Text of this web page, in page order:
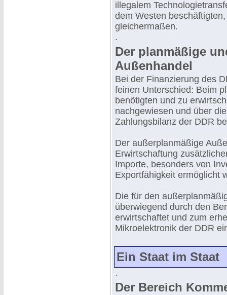
illegalem
dem Westen
gleichermaßen.
.
Der planmäßige
Außenhandel
Bei der Finanzierung des
feinen Unterschied: Beim
benötigten und zu
nachgewiesen und über
Zahlungsbilanz der DDR
Der außerplanmäßige
Erwirtschaftung
Importe, besonders von
Exportfähigkeit ermöglicht
Die für den
überwiegend durch den
erwirtschaftet und zum
Mikroelektronik der DDR
Ein Staat im Staat
.
Der Bereich